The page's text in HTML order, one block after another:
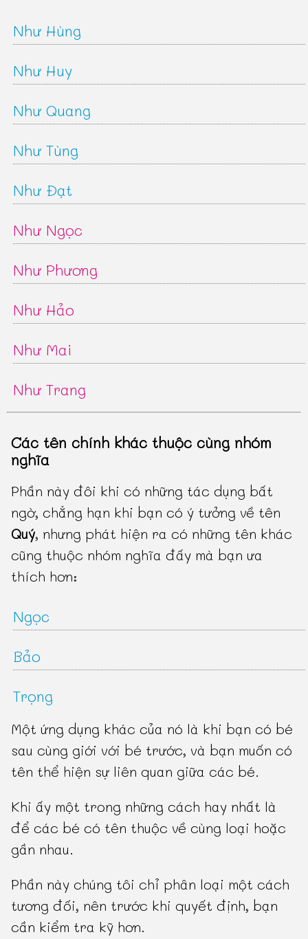
Như Hùng
Như Huy
Như Quang
Như Tùng
Như Đạt
Như Ngọc
Như Phương
Như Hảo
Như Mai
Như Trang
Các tên chính khác thuộc cùng nhóm
nghĩa
Phần này đôi khi có những tác dụng bất
ngờ, chẳng hạn khi bạn có ý tưởng về tên
Quý, nhưng phát hiện ra có những tên khác
cũng thuộc nhóm nghĩa đấy mà bạn ưa
thích hơn:
Ngọc
Bảo
Trọng
Một ứng dụng khác của nó là khi bạn có bé
sau cùng giới với bé trước, và bạn muốn có
tên thể hiện sự liên quan giữa các bé.
Khi ấy một trong những cách hay nhất là
để các bé có tên thuộc về cùng loại hoặc
gần nhau.
Phần này chúng tôi chỉ phân loại một cách
tương đối, nên trước khi quyết định, bạn
cần kiểm tra kỹ hơn.